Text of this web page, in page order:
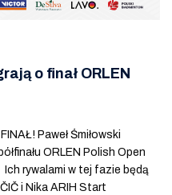
o finał ORLEN
Paweł Śmiłowski
ORLEN Polish Open
rywalami w tej fazie będą
i Nika ARIH Start